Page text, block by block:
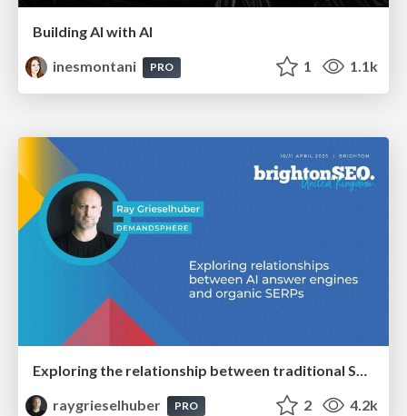
Building AI with AI
inesmontani
PRO 1 1.1k
Exploring the relationship between traditional SERPs and Gen AI search
raygrieselhuber
PRO 2 4.2k